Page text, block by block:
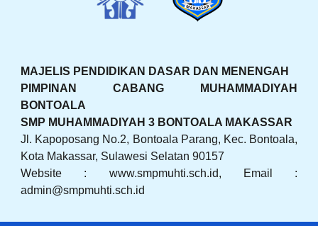
MAJELIS PENDIDIKAN DASAR DAN MENENGAH
PIMPINAN CABANG MUHAMMADIYAH
BONTOALA
SMP MUHAMMADIYAH 3 BONTOALA MAKASSAR
Jl. Kapoposang No.2, Bontoala Parang, Kec. Bontoala,
Kota Makassar, Sulawesi Selatan 90157
Website : www.smpmuhti.sch.id, Email :
admin@smpmuhti.sch.id